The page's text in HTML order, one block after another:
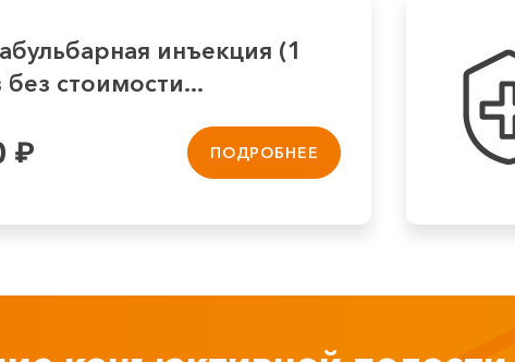
инъекция (1
без стоимости...
₽ ПОДРОБНЕЕ